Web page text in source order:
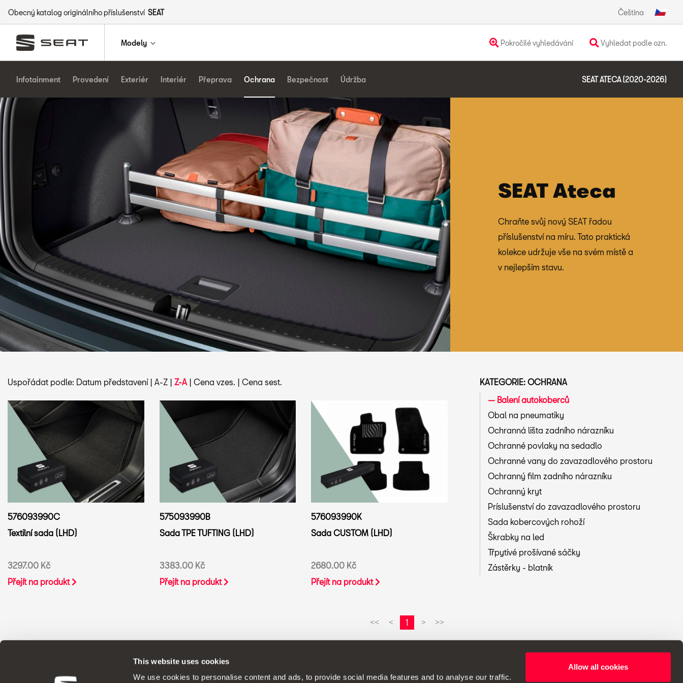
This website uses cookies
We use cookies to personalise content and ads, to provide social media features and to analyse our traffic.
Allow all cookies
Obecný katalog originálního příslušenství SEAT Čeština
Modely Pokročilé vyhledávání Vyhledat podle ozn.
Infotainment Provedení Exteriér Interiér Přeprava Ochrana Bezpečnost Údržba SEAT ATECA (2020-2026)
SEAT Ateca
Chraňte svůj nový SEAT řadou
příslušenství na míru. Tato praktická
kolekce udržuje vše na svém místě a
v nejlepším stavu.
Uspořádat podle: Datum představení| A-Z | Z-A | Cena vzes. | Cena sest.
576093990C
Textilní sada (LHD)
3297.00 Kč
Přejít na produkt
575093990B
Sada TPE TUFTING (LHD)
3383.00 Kč
Přejít na produkt
576093990K
Sada CUSTOM (LHD)
2680.00 Kč
Přejít na produkt
<< < 1 > >>
KATEGORIE: OCHRANA
Balení autokoberců
Obal na pneumatiky
Ochranná lišta zadního nárazníku
Ochranné povlaky na sedadlo
Ochranné vany do zavazadlového prostoru
Ochranný film zadního nárazníku
Ochranný kryt
Príslušenství do zavazadlového prostoru
Sada kobercových rohoží
Škrabky na led
Třpytivé prošívané sáčky
Zástěrky - blatník
ORIGINÁLNÍ PŘÍSLUŠENSTVÍ - SEAT neustále vyvíjí své produkty a vyhrazuje si právo provádět změny ve specifikacích.